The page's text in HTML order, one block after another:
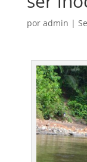
por admin |